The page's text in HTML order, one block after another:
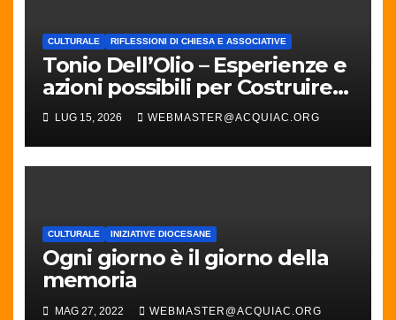
CULTURALE RIFLESSIONI DI CHIESA E ASSOCIATIVE
Tonio Dell’Olio – Esperienze e
azioni possibili per Costruire
Pace
LUG 15, 2026 WEBMASTER@ACQUIAC.ORG
CULTURALE INIZIATIVE DIOCESANE
Ogni giorno è il giorno della
memoria
MAG 27, 2022 WEBMASTER@ACQUIAC.ORG